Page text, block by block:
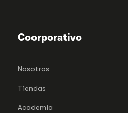
Coorporativo
Nosotros
Tiendas
Academia